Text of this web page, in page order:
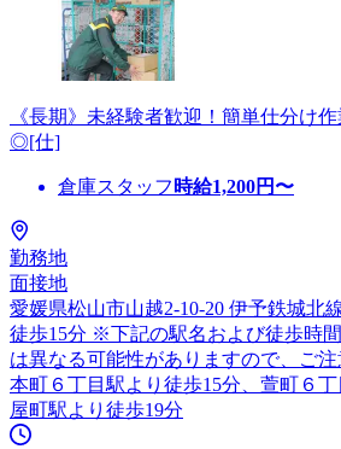
《長期》未経験者歓迎！簡単仕分け
◎[仕]
倉庫スタッフ 時給1,200円〜
勤務地
面接地
愛媛県松山市山越2-10-20 伊予鉄城北
徒歩15分 ※下記の駅名および徒歩時
は異なる可能性がありますので、ご注
本町６丁目駅より徒歩15分、萱町６
屋町駅より徒歩19分